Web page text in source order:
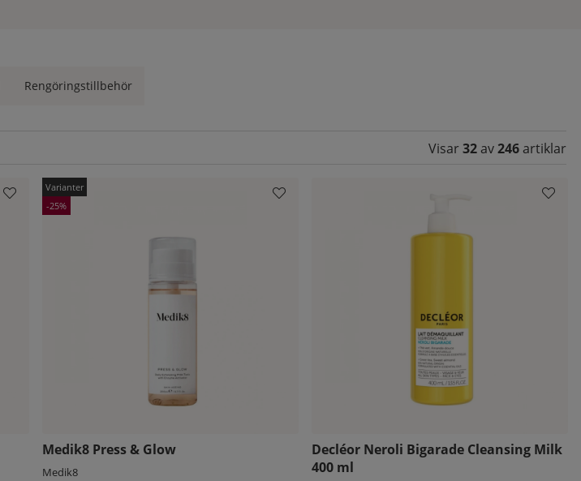
Rengöringstillbehör
Visar 32av246artiklar
25
Medik8 Press & Glow
Medik8
Decléor Neroli Bigarade Cleansing Milk
400 ml